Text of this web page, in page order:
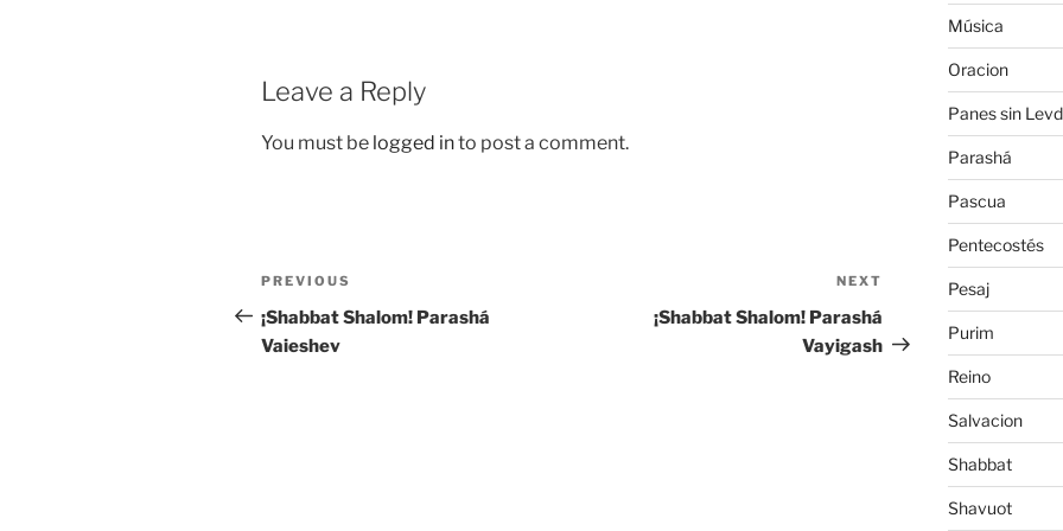
Leave a Reply
You must be logged into post a comment.
Post
navigation
Previous
Post
PREVIOUS
¡Shabbat Shalom! Parashá
Vaieshev
NEXT
¡Shabbat Shalom! Parashá
Vayigash
Música
Oracion
Panes sin
Parashá
Pascua
Pentecostés
Pesaj
Purim
Reino
Salvacion
Shabbat
Shavuot